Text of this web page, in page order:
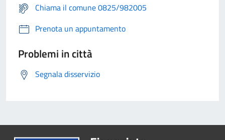
Chiama il comune 0825/982005
Prenota un appuntamento
Problemi in città
Segnala disservizio